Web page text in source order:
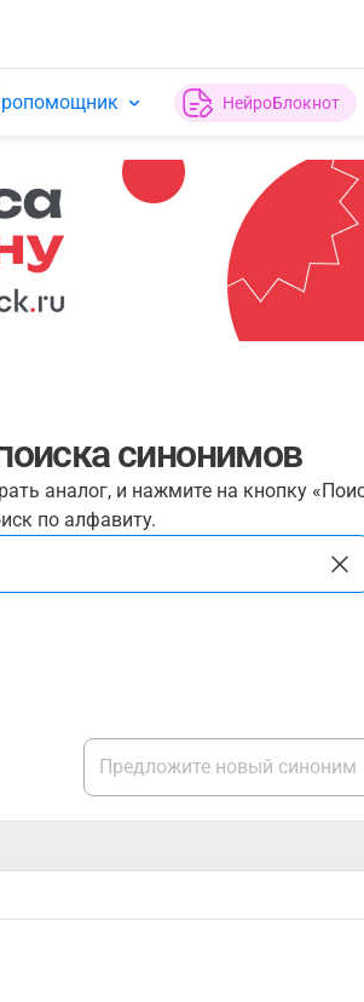
НейроБлокнот
синонимов
аналог, и нажмите на кнопку
по алфавиту.